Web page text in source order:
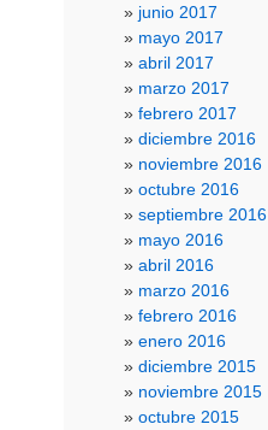
junio 2017
mayo 2017
abril 2017
marzo 2017
febrero 2017
diciembre 2016
noviembre 2016
octubre 2016
septiembre 2016
mayo 2016
abril 2016
marzo 2016
febrero 2016
enero 2016
diciembre 2015
noviembre 2015
octubre 2015